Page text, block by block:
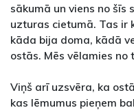
sākumā un viens no
uzturas cietumā. Tas ir
kāda bija doma, kādā
ostās. Mēs vēlamies
Viņš arī uzsvēra, ka
kas lēmumus pieņem